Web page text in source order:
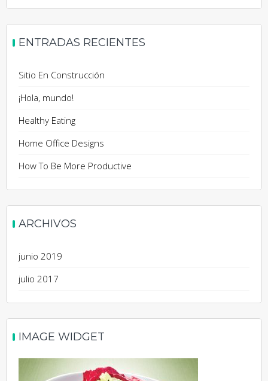
ENTRADAS RECIENTES
Sitio En Construcción
¡Hola, mundo!
Healthy Eating
Home Office Designs
How To Be More Productive
ARCHIVOS
junio 2019
julio 2017
IMAGE WIDGET